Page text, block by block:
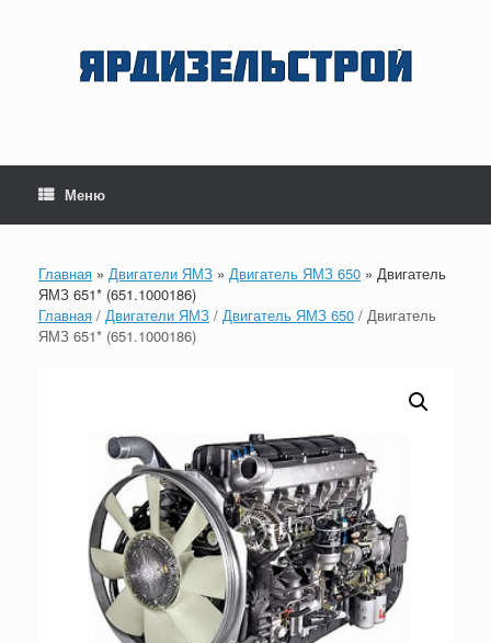
содержанию
Меню
Главная » Двигатели ЯМЗ » Двигатель ЯМЗ 650 » Двигатель
ЯМЗ 651* (651.1000186)
Главная / Двигатели ЯМЗ / Двигатель ЯМЗ 650 / Двигатель
ЯМЗ 651* (651.1000186)